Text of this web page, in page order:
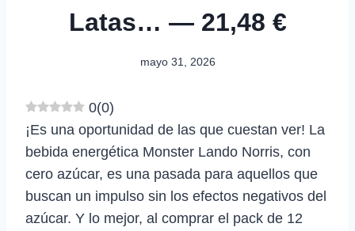
Latas… — 21,48 €
mayo 31, 2026
0(0)
¡Es una oportunidad de las que cuestan ver! La
bebida energética Monster Lando Norris, con
cero azúcar, es una pasada para aquellos que
buscan un impulso sin los efectos negativos del
azúcar. Y lo mejor, al comprar el pack de 12